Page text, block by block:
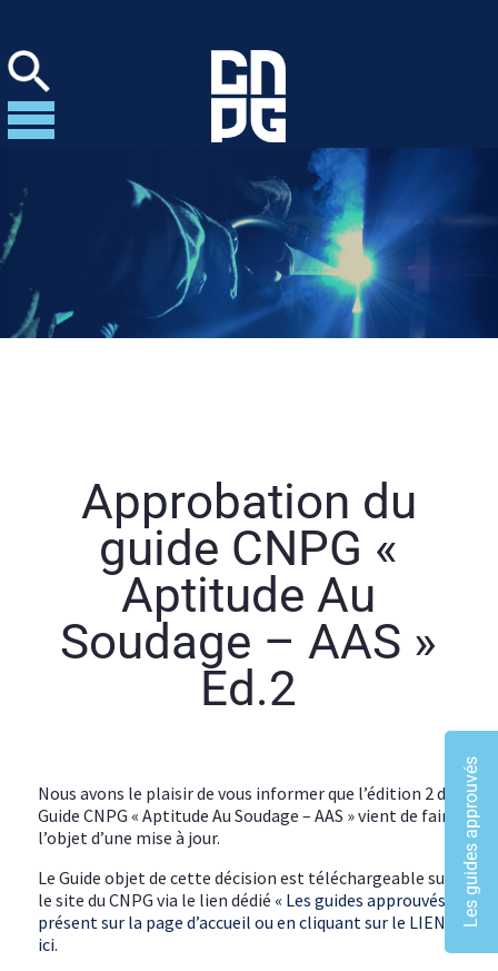
Les guides approuvés
Approbation du
guide CNPG «
Aptitude Au
Soudage – AAS »
Ed.2
Nous avons le plaisir de vous informer que l’édition 2 du
Guide CNPG « Aptitude Au Soudage – AAS » vient de faire
l’objet d’une mise à jour.
Le Guide objet de cette décision est téléchargeable sur
le site du CNPG via le lien dédié « Les guides approuvés »
présent sur la page d’accueil ou en cliquant sur le LIEN
ici.